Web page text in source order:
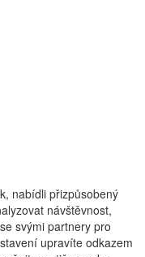
nabídli přizpůsobený
návštěvnost,
svými partnery pro
upravíte odkazem